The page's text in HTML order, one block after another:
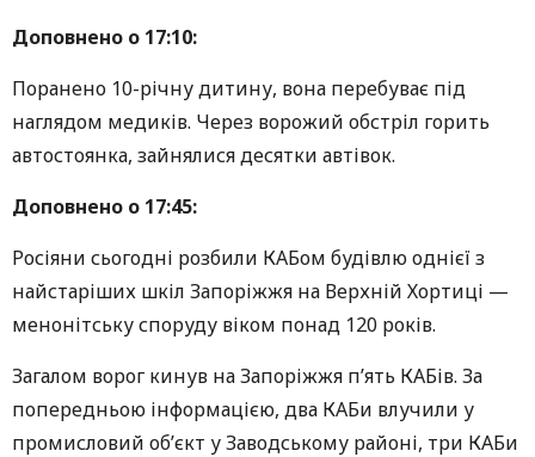
Доповнено о 17:10:
Поранено 10-річну дитину, вона перебуває під
наглядом медиків. Через ворожий обстріл горить
автостоянка, зайнялися десятки автівок.
Доповнено о 17:45:
Росіяни сьогодні розбили КАБом будівлю однієї з
найстаріших шкіл Запоріжжя на Верхній Хортиці —
менонітську споруду віком понад 120 років.
Загалом ворог кинув на Запоріжжя пʼять КАБів. За
попередньою інформацією, два КАБи влучили у
промисловий обʼєкт у Заводському районі, три КАБи